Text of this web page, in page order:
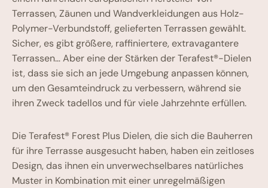
Terrassen, Zäunen und Wandverkleidungen aus Holz-
Polymer-Verbundstoff, gelieferten Terrassen gewählt.
Sicher, es gibt größere, raffiniertere, extravagantere
Terrassen… Aber eine der Stärken der Terafest®-Dielen
ist, dass sie sich an jede Umgebung anpassen können,
um den Gesamteindruck zu verbessern, während sie
ihren Zweck tadellos und für viele Jahrzehnte erfüllen.
Die Terafest® Forest Plus Dielen, die sich die Bauherren
für ihre Terrasse ausgesucht haben, haben ein zeitloses
Design, das ihnen ein unverwechselbares natürliches
Muster in Kombination mit einer unregelmäßigen